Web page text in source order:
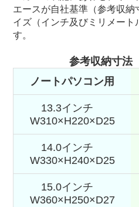
エースが自社基準（参考収
イズ（インチ及びミリメー
す。
参考収納寸
ノートパソコン用
13.3インチ
W310×H220×D25
14.0インチ
W330×H240×D25
15.0インチ
W360×H250×D27